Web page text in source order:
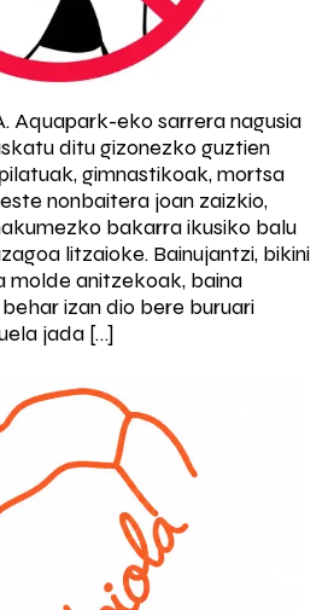
Aquapark-eko sarrera nagusia
ditu gizonezko guztien
gimnastikoak, mortsa
nonbaitera joan zaizkio,
bakarra ikusiko balu
litzaioke. Bainujantzi, bikini
molde anitzekoak, baina
izan dio bere buruari
jada […]